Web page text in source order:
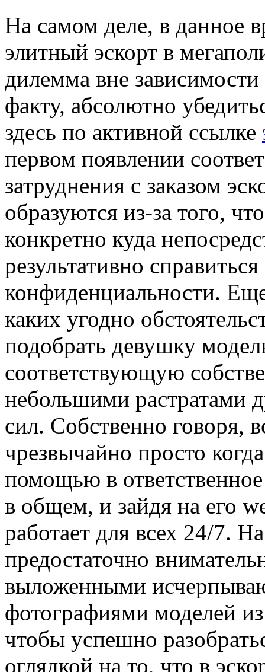
На самом деле, в данное
элитный эскорт в
дилемма вне
факту, абсолютно
здесь по активной ссылке
первом появлении
затруднения с заказом
образуются из-за того,
конкретно куда
результативно
конфиденциальности.
каких угодно
подобрать девушку
соответствующую
небольшими растратами
сил. Собственно говоря,
чрезвычайно просто
помощью в
в общем, и зайдя на его
работает для всех 24/7.
предостаточно
выложенными
фотографиями моделей из
чтобы успешно
оглядкой на то, что в